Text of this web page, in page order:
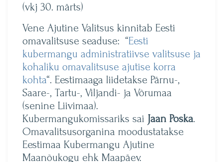
(vkj 30. märts)
Vene Ajutine Valitsus kinnitab Eesti
omavalitsuse seaduse: “Eesti
kubermangu administratiivse valitsuse ja
kohaliku omavalitsuse ajutise korra
kohta“. Eestimaaga liidetakse Pärnu-,
Saare-, Tartu-, Viljandi- ja Võrumaa
(senine Liivimaa).
Kubermangukomissariks sai Jaan Poska.
Omavalitsusorganina moodustatakse
Eestimaa Kubermangu Ajutine
Maanõukogu ehk Maapäev.